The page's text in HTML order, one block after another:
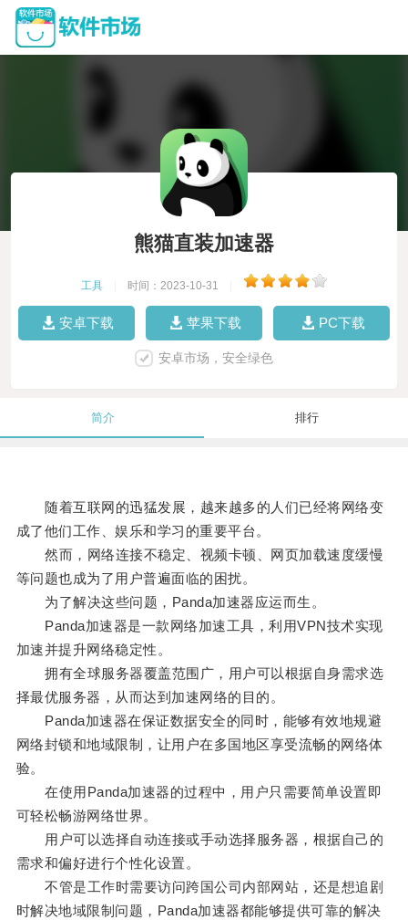
熊猫直装加速器
工具 时间：2023-10-31
安卓下载 苹果下载 PC下载
安卓市场，安全绿色
简介 排行
随着互联网的迅猛发展，越来越多的人们已经将网络变
成了他们工作、娱乐和学习的重要平台。
然而，网络连接不稳定、视频卡顿、网页加载速度缓慢
等问题也成为了用户普遍面临的困扰。
为了解决这些问题，Panda加速器应运而生。
Panda加速器是一款网络加速工具，利用VPN技术实现
加速并提升网络稳定性。
拥有全球服务器覆盖范围广，用户可以根据自身需求选
择最优服务器，从而达到加速网络的目的。
Panda加速器在保证数据安全的同时，能够有效地规避
网络封锁和地域限制，让用户在多国地区享受流畅的网络体
验。
在使用Panda加速器的过程中，用户只需要简单设置即
可轻松畅游网络世界。
用户可以选择自动连接或手动选择服务器，根据自己的
需求和偏好进行个性化设置。
不管是工作时需要访问跨国公司内部网站，还是想追剧
时解决地域限制问题，Panda加速器都能够提供可靠的解决